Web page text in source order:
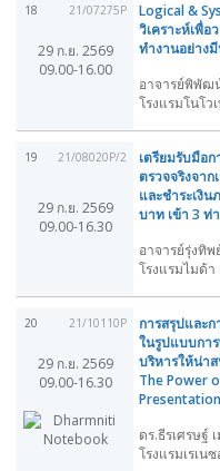
18 21/07275P
29 ก.ย. 2569
09.00-16.00
Logical &
วิเคราะห์เพื่
ทำงานอย่าง
อาจารย์พิพัฒ
โรงแรมโนโว
19 21/08020P/2
29 ก.ย. 2569
09.00-16.30
เตรียมรับมือ
ตรวจจริงจา
และชำระเงิน
บาท เข้า 3 ท่
อาจารย์รุ่งทิ
โรงแรมไมด้
20 21/10110P
29 ก.ย. 2569
09.00-16.30
การสรุปและ
ในรูปแบบกา
บริหารให้น่า
The Power
ดร.ธีรเศรษฐ์
โรงแรมเรเน